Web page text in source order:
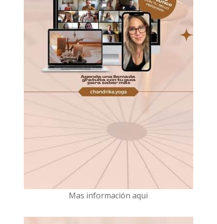
Mas información aqui